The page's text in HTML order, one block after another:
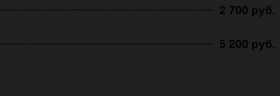
2 700 руб.
5 200 руб.